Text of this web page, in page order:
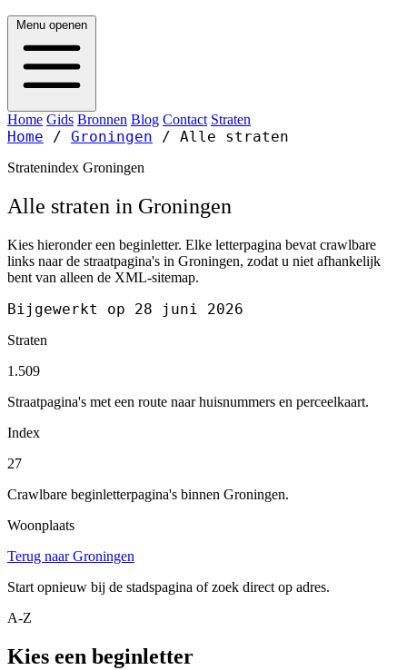
Menu openen
Home Gids Bronnen Blog Contact Straten
Home / Groningen / Alle straten
Stratenindex Groningen
Alle straten in Groningen
Kies hieronder een beginletter. Elke letterpagina bevat crawlbare
links naar de straatpagina's in Groningen, zodat u niet afhankelijk
bent van alleen de XML-sitemap.
Bijgewerkt op 28 juni 2026
Straten
1.509
Straatpagina's met een route naar huisnummers en perceelkaart.
Index
27
Crawlbare beginletterpagina's binnen Groningen.
Woonplaats
Terug naar Groningen
Start opnieuw bij de stadspagina of zoek direct op adres.
A-Z
Kies een beginletter